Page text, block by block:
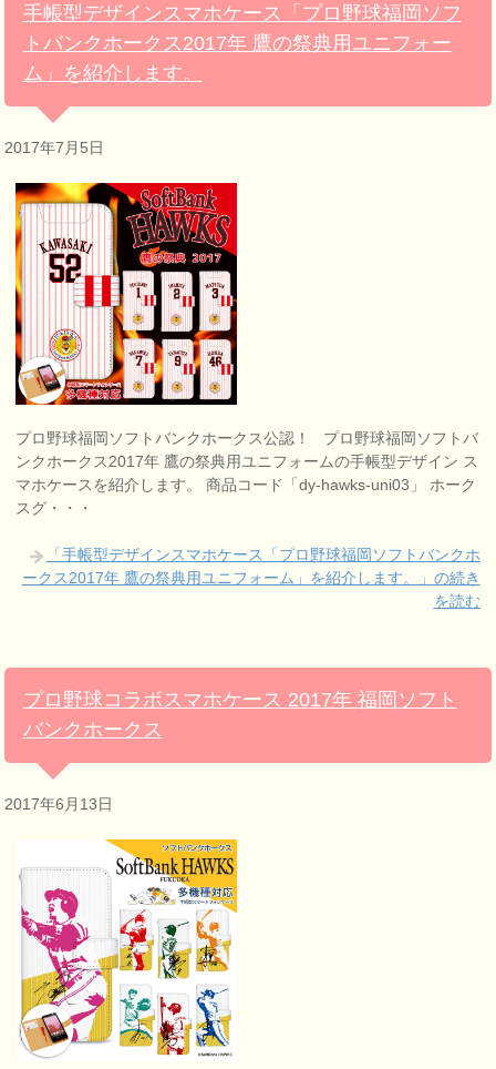
手帳型デザインスマホケース「プロ野球福岡ソフ
トバンクホークス2017年 鷹の祭典用ユニフォー
ム」を紹介します。
2017年7月5日
プロ野球福岡ソフトバンクホークス公認！ プロ野球福岡ソフトバ
ンクホークス2017年 鷹の祭典用ユニフォームの手帳型デザイン ス
マホケースを紹介します。 商品コード「dy-hawks-uni03」 ホーク
スグ・・・
「手帳型デザインスマホケース「プロ野球福岡ソフトバンクホ
ークス2017年 鷹の祭典用ユニフォーム」を紹介します。」の続き
を読む
プロ野球コラボスマホケース 2017年 福岡ソフト
バンクホークス
2017年6月13日